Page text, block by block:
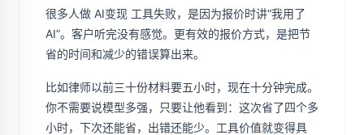
很多人做 AI变现 工具失败，是因为报价时讲“我用了
AI”。客户听完没有感觉。更有效的报价方式，是把节
省的时间和减少的错误算出来。
比如律师以前三十份材料要五小时，现在十分钟完成。
你不需要说模型多强，只要让他看到：这次省了四个多
小时，下次还能省，出错还能少。工具价值就变得具